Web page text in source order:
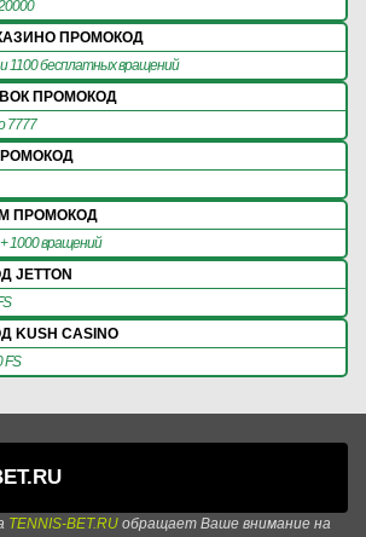
ПРОМОКОД
1100 бесплатных вращений
ПРОМОКОД
7777
ПРОМОКОД
1000 вращений
JETTON
KUSH CASINO
FS
TENNIS-BET.RU обращает Ваше внимание на